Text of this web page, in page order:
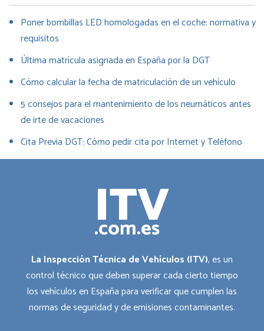
Poner bombillas LED homologadas en el coche: normativa y
requisitos
Última matrícula asignada en España por la DGT
Cómo calcular la fecha de matriculación de un vehículo
5 consejos para el mantenimiento de los neumáticos antes
de irte de vacaciones
Cita Previa DGT: Cómo pedir cita por Internet y Teléfono
La Inspección Técnica de Vehículos (ITV), es un
control técnico que deben superar cada cierto tiempo
los vehículos en España para verificar que cumplen las
normas de seguridad y de emisiones contaminantes.